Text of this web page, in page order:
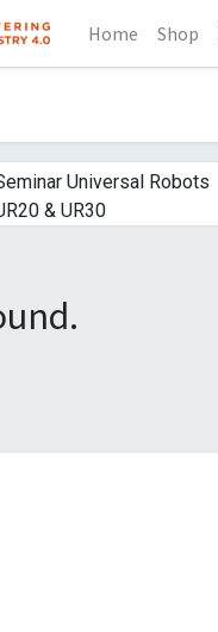
Home Shop
Universal Robots
& UR30